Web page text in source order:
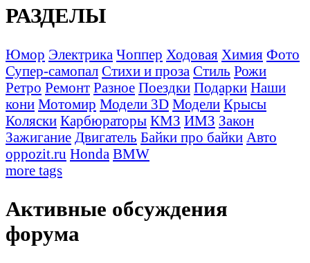
РАЗДЕЛЫ
Юмор Электрика Чоппер Ходовая Химия Фото
Супер-самопал Стихи и проза Стиль Рожи
Ретро Ремонт Разное Поездки Подарки Наши
кони Мотомир Модели 3D Модели Крысы
Коляски Карбюраторы КМЗ ИМЗ Закон
Зажигание Двигатель Байки про байки Авто
oppozit.ru Honda BMW
more tags
Активные обсуждения
форума